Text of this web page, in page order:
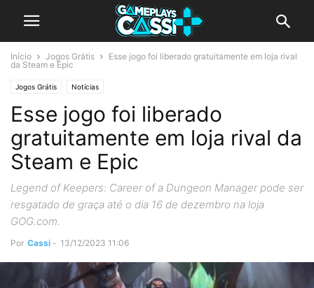
Início Jogos Grátis
Esse jogo foi liberado gratuitamente em loja rival
da Steam e Epic
Jogos Grátis Notícias
Esse jogo foi liberado
gratuitamente em loja rival da
Steam e Epic
Legend of Keepers: Career of a Dungeon Manager pode ser
resgatado de graça até o dia 16 de dezembro na loja
GOG.com.
Por Cassi - 13/12/2023 11:06